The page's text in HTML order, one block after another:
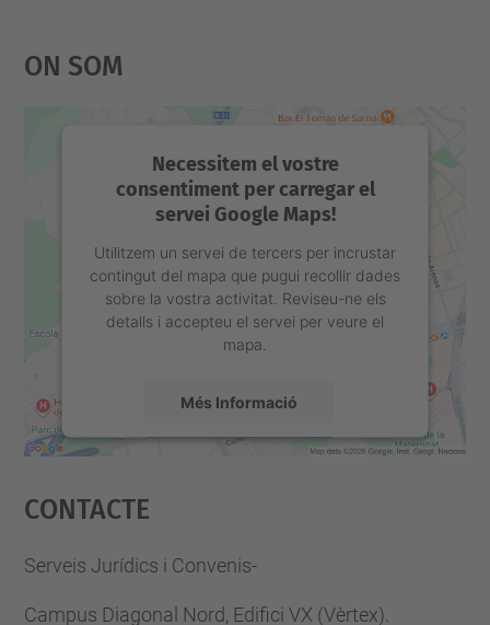
On Som
Necessitem el vostre
consentiment per carregar el
servei Google Maps!
Utilitzem un servei de tercers per incrustar
contingut del mapa que pugui recollir dades
sobre la vostra activitat. Reviseu-ne els
detalls i accepteu el servei per veure el
mapa.
Més Informació
powered by
Contacte
Serveis Jurídics i Convenis-
Campus Diagonal Nord, Edifici VX (Vèrtex).